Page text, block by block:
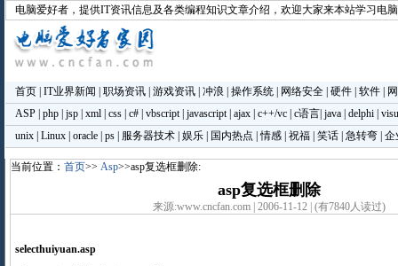
电脑爱好者 ，提供IT资讯信息及各类编程知识文章介绍，欢迎大家来本站学习电
首页| IT业界新闻 职场资讯| 游戏资讯| 冲浪 操作系统| 网络安全| 硬件| 软件|
ASP| php| jsp| xml| css| c#| vbscript| javascript| ajax| c++/vc| c语言| java| delphi|
unix| Linux| oracle| ps| 服务器技术| 娱乐| 国内热点 |情感| 祝福| 笑话| 急转弯| 企
当前位置： 首页>> Asp>>asp复选框删除:
asp复选框删除
来源:www.cncfan.com | 2006-11-12 | (有7840人读过)
selecthuiyuan.asp